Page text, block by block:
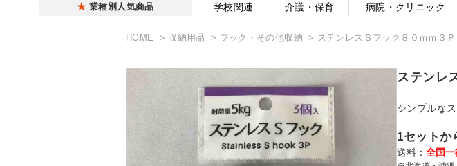
業種別人気商品 学校関連 介護・保育 病院・クリニック
HOME 収納用品 フック・その他収納 ステンレスＳフック８０ｍｍ３Ｐ
ステンレ
シンプルな
1セットか
送料： 全国一